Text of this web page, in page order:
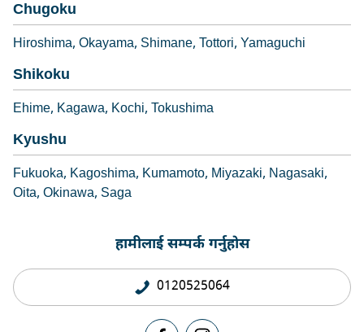
Chugoku
Hiroshima Okayama Shimane Tottori Yamaguchi
Shikoku
Ehime Kagawa Kochi Tokushima
Kyushu
Fukuoka Kagoshima Kumamoto Miyazaki Nagasaki
Oita Okinawa Saga
हामीलाई सम्पर्क गर्नुहोस
0120525064